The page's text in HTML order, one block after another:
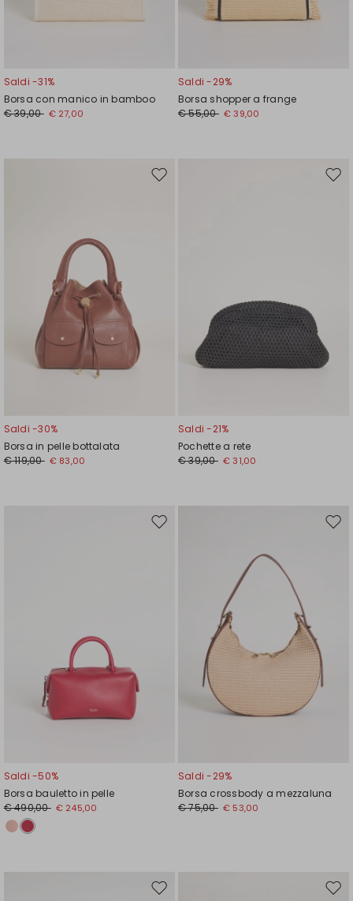
Saldi -31%
Borsa con manico in bamboo
€ 39,00 € 27,00
Saldi -29%
Borsa shopper a frange
€ 55,00 € 39,00
Sposta
Saldi -30%
Borsa in pelle bottalata
€ 119,00 € 83,00
Saldi -21%
Pochette a rete
€ 39,00 € 31,00
Sposta
Saldi -50%
Borsa bauletto in pelle
€ 490,00 € 245,00
Saldi -29%
Borsa crossbody a mezzaluna
€ 75,00 € 53,00
Sposta